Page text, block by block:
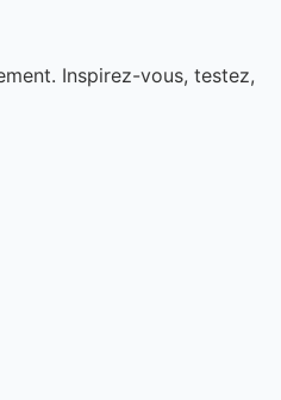
Inspirez-vous, testez,